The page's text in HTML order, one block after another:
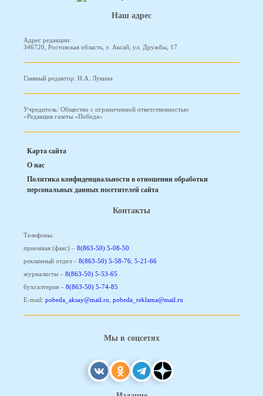
Наш адрес
Адрес редакции:
346720, Ростовская область, г. Аксай, ул. Дружбы, 17
Главный редактор: Н.А. Лукина
Учредитель: Общество с ограниченной ответственностью
«Редакция газеты «Победа»
Карта сайта
О нас
Политика конфиденциальности в отношении обработки
персональных данных посетителей сайта
Контакты
Телефоны:
приемная (факс) – 8(863-50) 5-08-50
рекламный отдел – 8(863-50) 5-58-76, 5-21-66
журналисты – 8(863-50) 5-53-65
бухгалтерия – 8(863-50) 5-74-85
E-mail: pobeda_aksay@mail.ru, pobeda_reklama@mail.ru
Мы в соцсетях